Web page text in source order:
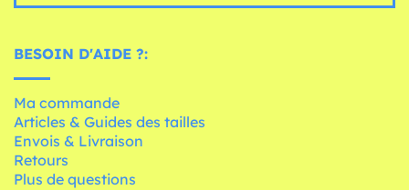
BESOIN D'AIDE ?:
Ma commande
Articles & Guides des tailles
Envois & Livraison
Retours
Plus de questions